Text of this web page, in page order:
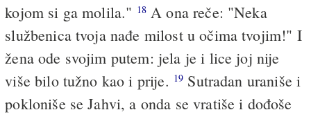
kojom si ga molila." 18A ona reče: "Neka
službenica tvoja nađe milost u očima tvojim!" I
žena ode svojim putem: jela je i lice joj nije
više bilo tužno kao i prije. 19 Sutradan uraniše i
pokloniše se Jahvi, a onda se vratiše i dođoše